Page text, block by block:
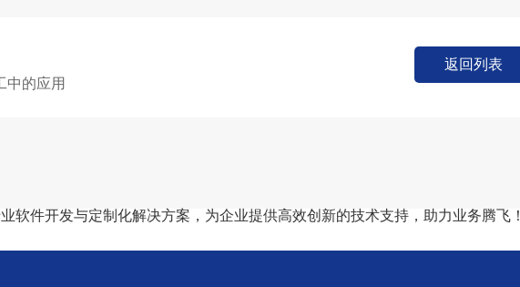
中的应用
返回列表
软件开发与定制化解决方案，为企业提供高效创新的技术支持，助力业务腾飞！